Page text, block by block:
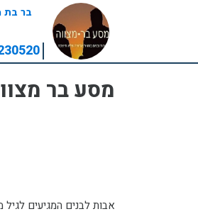
בר בת
מסע בר
אבות לבנים המגיעים לגיל מצוות? רוצים ליהנות מפעילות מיוחדת ומשותפת לכם ולבניכם? זה הזמן להכיר את מסע בר